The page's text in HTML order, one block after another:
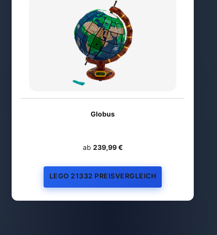
Globus
ab 239,99 €
LEGO 21332 PREISVERGLEICH